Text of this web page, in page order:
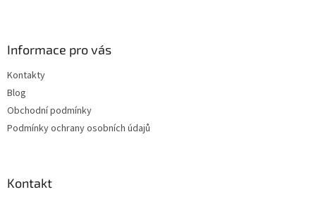
Informace pro vás
Kontakty
Blog
Obchodní podmínky
Podmínky ochrany osobních údajů
Kontakt